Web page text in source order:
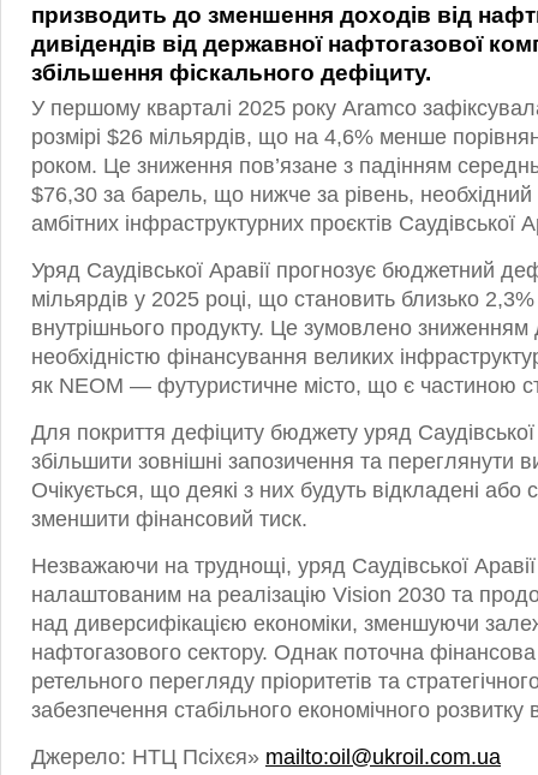
призводить до зменшення доходів від
дивідендів від державної нафтогазової
збільшення фіскального дефіциту.
У першому кварталі 2025 року Aramco
розмірі $26 мільярдів, що на 4,6% менше
роком. Це зниження пов’язане з падінням
$76,30 за барель, що нижче за рівень,
амбітних інфраструктурних проєктів Саудівської
Уряд Саудівської Аравії прогнозує бюджетний
мільярдів у 2025 році, що становить близько
внутрішнього продукту. Це зумовлено зниженням
необхідністю фінансування великих
як NEOM — футуристичне місто, що є частиною
Для покриття дефіциту бюджету уряд Саудівської
збільшити зовнішні запозичення та переглянути
Очікується, що деякі з них будуть відкладені або
зменшити фінансовий тиск.
Незважаючи на труднощі, уряд Саудівської
налаштованим на реалізацію Vision 2030 та
над диверсифікацією економіки, зменшуючи
нафтогазового сектору. Однак поточна фінансова
ретельного перегляду пріоритетів та
забезпечення стабільного економічного розвитку
Джерело: НТЦ Псіхєя» mailto:oil@ukroil.com.ua